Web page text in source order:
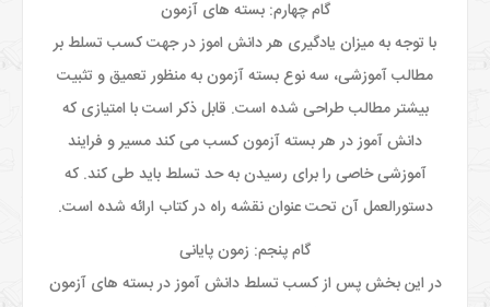
گام چهارم: بسته های آزمون
با توجه به میزان یادگیری هر دانش اموز در جهت کسب تسلط بر
مطالب آموزشی، سه نوع بسته آزمون به منظور تعمیق و تثبیت
بیشتر مطالب طراحی شده است. قابل ذکر است با امتیازی که
دانش آموز در هر بسته آزمون کسب می کند مسیر و فرایند
آموزشی خاصی را برای رسیدن به حد تسلط باید طی کند. که
دستورالعمل آن تحت عنوان نقشه راه در کتاب ارائه شده است.
گام پنجم: زمون پایانی
در این بخش پس از کسب تسلط دانش آموز در بسته های آزمون